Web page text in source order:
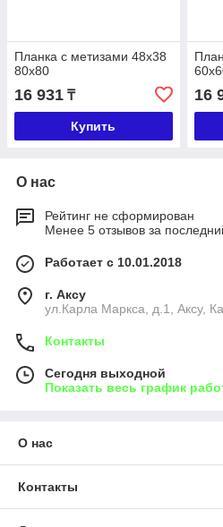
Планка с метизами 48х38
80х80
16 931 ₸
Купить
16
О нас
Рейтинг не сформирован
Менее 5 отзывов за
Работает с 10.01.2018
г. Аксу
ул.Карла Маркса, д.1, Аксу,
Контакты
Сегодня выходной
Показать весь график
О нас
Контакты